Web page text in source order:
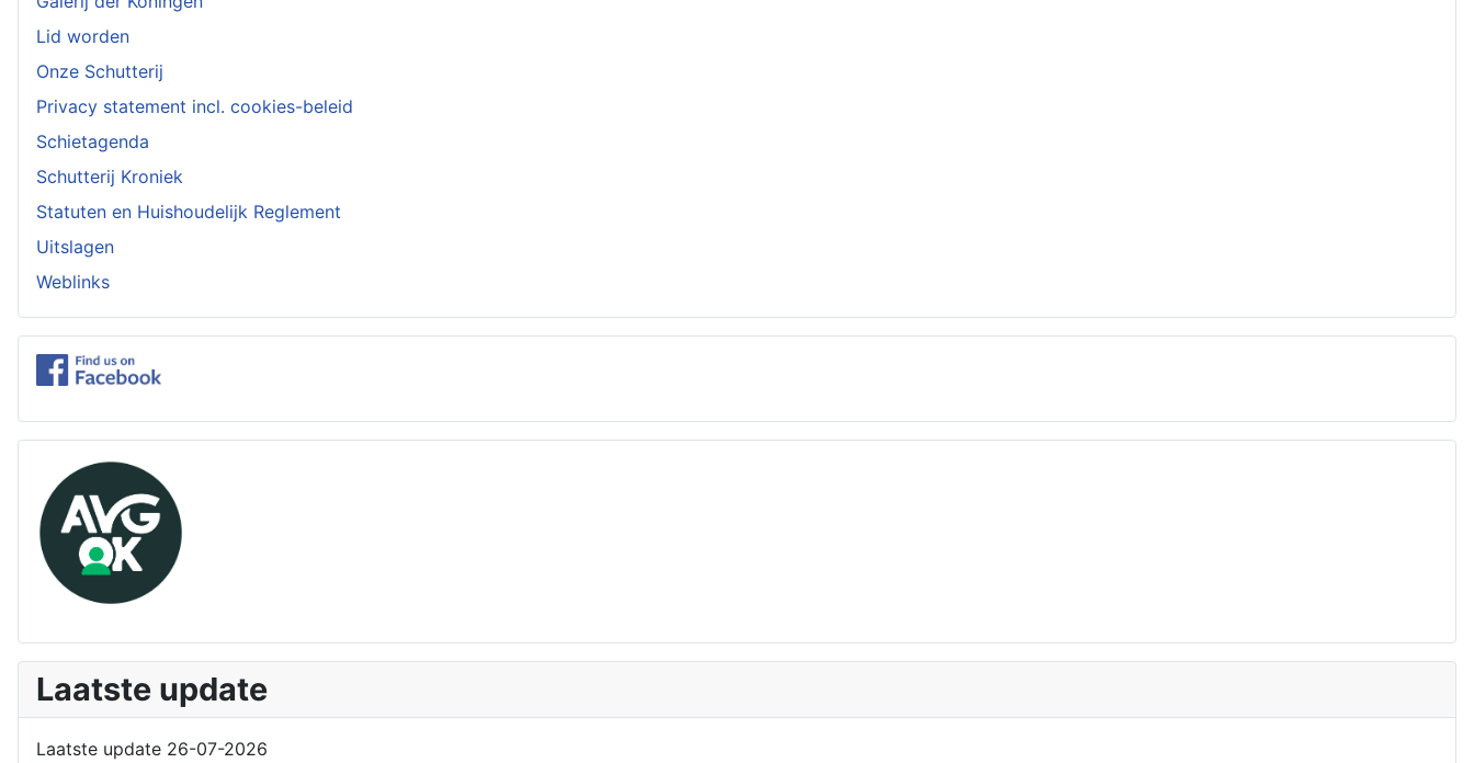
Lid worden
Onze Schutterij
Privacy statement incl. cookies-beleid
Schietagenda
Schutterij Kroniek
Statuten en Huishoudelijk Reglement
Uitslagen
Weblinks
Laatste update
Laatste update 26-07-2026